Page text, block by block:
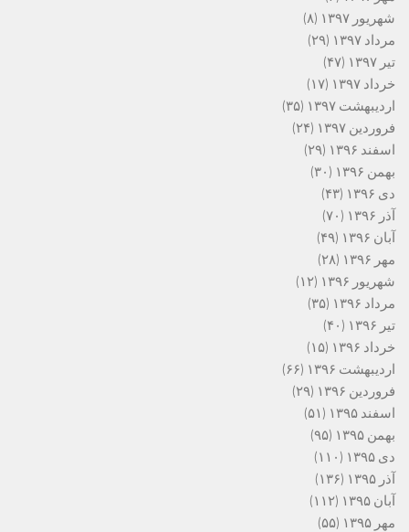
شهریور ۱۳۹۷
(۸)
مرداد ۱۳۹۷
(۲۹)
تیر ۱۳۹۷
(۴۷)
خرداد ۱۳۹۷
(۱۷)
اردیبهشت ۱۳۹۷
(۳۵)
فروردین ۱۳۹۷
(۲۴)
اسفند ۱۳۹۶
(۲۹)
بهمن ۱۳۹۶
(۳۰)
دی ۱۳۹۶
(۴۳)
آذر ۱۳۹۶
(۷۰)
آبان ۱۳۹۶
(۴۹)
مهر ۱۳۹۶
(۲۸)
شهریور ۱۳۹۶
(۱۲)
مرداد ۱۳۹۶
(۳۵)
تیر ۱۳۹۶
(۴۰)
خرداد ۱۳۹۶
(۱۵)
اردیبهشت ۱۳۹۶
(۶۶)
فروردین ۱۳۹۶
(۲۹)
اسفند ۱۳۹۵
(۵۱)
بهمن ۱۳۹۵
(۹۵)
دی ۱۳۹۵
(۱۱۰)
آذر ۱۳۹۵
(۱۳۶)
آبان ۱۳۹۵
(۱۱۲)
مهر ۱۳۹۵
(۵۵)